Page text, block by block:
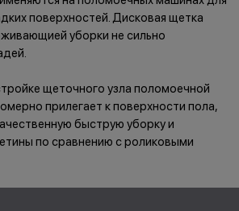
поверхностей. Дисковая щетка
уборки не сильно
щеточного узла поломоечной
прилегает к поверхности пола,
быструю уборку и
по сравнению с роликовыми